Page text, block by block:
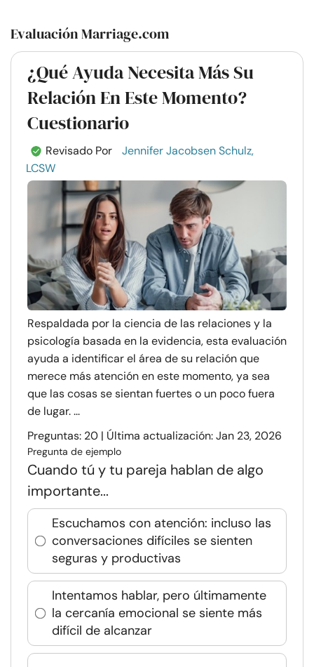
Evaluación Marriage.com
¿Qué Ayuda Necesita Más Su
Relación En Este Momento?
Cuestionario
Revisado Por
Jennifer Jacobsen Schulz,
LCSW
Respaldada por la ciencia de las relaciones y la
psicología basada en la evidencia, esta evaluación
ayuda a identificar el área de su relación que
merece más atención en este momento, ya sea
que las cosas se sientan fuertes o un poco fuera
de lugar. ...
Preguntas: 20 | Última actualización: Jan 23, 2026
Pregunta de ejemplo
Cuando tú y tu pareja hablan de algo
importante...
Escuchamos con atención: incluso las
conversaciones difíciles se sienten
seguras y productivas
Intentamos hablar, pero últimamente
la cercanía emocional se siente más
difícil de alcanzar